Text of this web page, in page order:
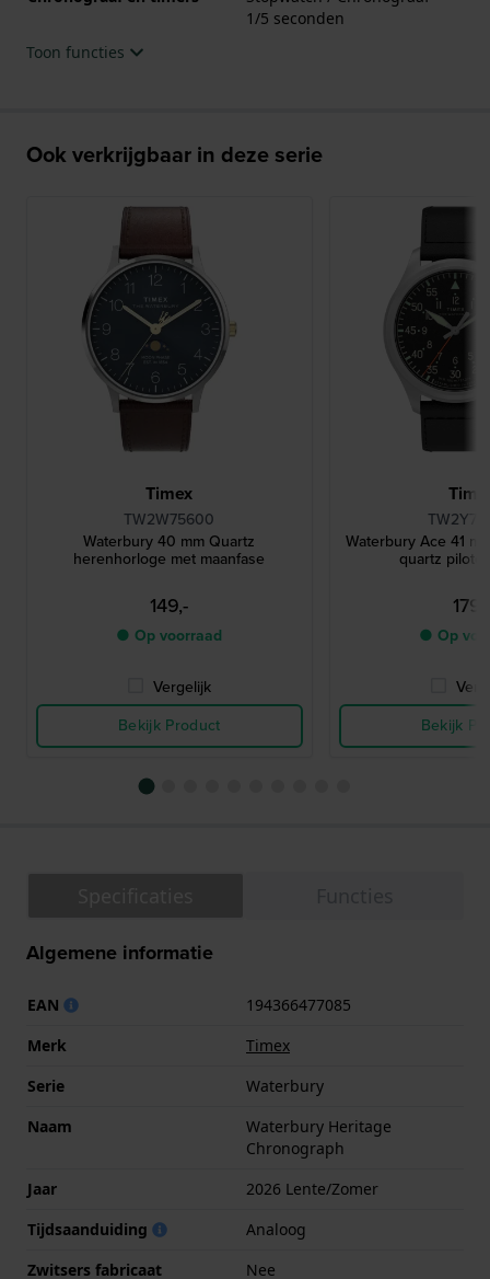
1/5 seconden
Toon functies
Ook verkrijgbaar in deze serie
Timex
TW2W75600
Waterbury 40 mm Quartz
herenhorloge met maanfase
149,-
● Op voorraad
Vergelijk
Bekijk Product
Waterbury Ace 41
quartz
179,-
● Op
Bekijk
Algemene informatie
EAN
194366477085
Merk
Timex
Serie
Waterbury
Naam
Waterbury Heritage
Chronograph
Jaar
2026 Lente/Zomer
Tijdsaanduiding
Analoog
Zwitsers fabricaat
Nee